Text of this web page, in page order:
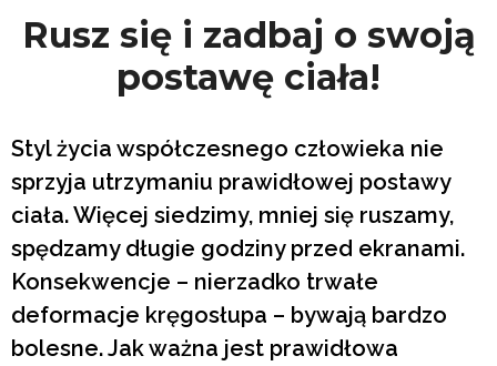
Rusz się i zadbaj o swoją
postawę ciała!
Styl życia współczesnego człowieka nie
sprzyja utrzymaniu prawidłowej postawy
ciała. Więcej siedzimy, mniej się ruszamy,
spędzamy długie godziny przed ekranami.
Konsekwencje – nierzadko trwałe
deformacje kręgosłupa – bywają bardzo
bolesne. Jak ważna jest prawidłowa